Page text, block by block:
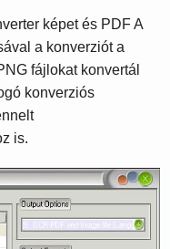
képet és PDF A
a konverziót a
fájlokat konvertál
konverziós
is.